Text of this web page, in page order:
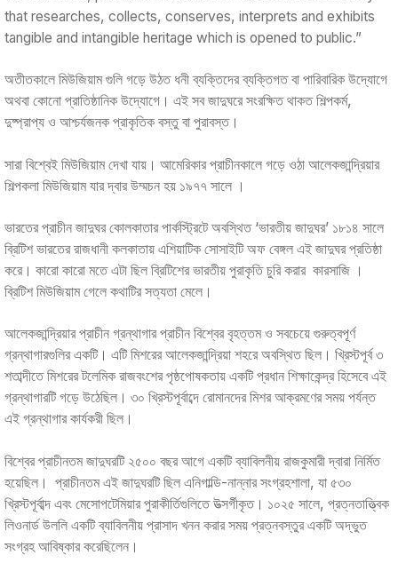
that researches, collects, conserves, interprets and exhibits
tangible and intangible heritage which is opened to public.”
অতীতকালে মিউজিয়াম গুলি গড়ে উঠত ধনী ব্যক্তিদের ব্যক্তিগত বা পারিবারিক উদ্যোগে
অথবা কোনো প্রাতিষ্ঠানিক উদ্যোগে। এই সব জাদুঘরে সংরক্ষিত থাকত শিল্পকর্ম,
দুষ্প্রাপ্য ও আশ্চর্যজনক প্রাকৃতিক বস্তু বা পুরাবস্ত।
সারা বিশ্বেই মিউজিয়াম দেখা যায়। আমেরিকার প্রাচীনকালে গড়ে ওঠা আলেকজান্দ্রিয়ার
শিল্পকলা মিউজিয়াম যার দ্বার উম্মচন হয় ১৯৭৭ সালে ।
ভারতের প্রাচীন জাদুঘর কোলকাতার পার্কস্ট্রিটে অবস্থিত ‘ভারতীয় জাদুঘর’ ১৮১৪ সালে
ব্রিটিশ ভারতের রাজধানী কলকাতায় এশিয়াটিক সোসাইটি অফ বেঙ্গল এই জাদুঘর প্রতিষ্ঠা
করে। কারো কারো মতে এটা ছিল ব্রিটিশের ভারতীয় পুরাকৃতি চুরি করার কারসাজি ।
ব্রিটিশ মিউজিয়াম গেলে কথাটির সত্যতা মেলে।
আলেকজান্দ্রিয়ার প্রাচীন গ্রন্থাগার প্রাচীন বিশ্বের বৃহত্তম ও সবচেয়ে গুরুত্বপূর্ণ
গ্রন্থাগারগুলির একটি। এটি মিশরের আলেকজান্দ্রিয়া শহরে অবস্থিত ছিল। খ্রিস্টপূর্ব ৩
শতাব্দীতে মিশরের টলেমিক রাজবংশের পৃষ্ঠপোষকতায় একটি প্রধান শিক্ষাকেন্দ্র হিসেবে এই
গ্রন্থাগারটি গড়ে উঠেছিল। ৩০ খ্রিস্টপূর্বাব্দে রোমানদের মিশর আক্রমণের সময় পর্যন্ত
এই গ্রন্থাগার কার্যকরী ছিল।
বিশ্বের প্রাচীনতম জাদুঘরটি ২৫০০ বছর আগে একটি ব্যাবিলনীয় রাজকুমারী দ্বারা নির্মিত
হয়েছিল। প্রাচীনতম এই জাদুঘরটি ছিল এনিগাল্ডি-নান্নার সংগ্রহশালা, যা ৫৩০
খ্রিস্টপূর্বাব্দ এবং মেসোপটেমিয়ার পুরাকীর্তিগুলিতে উত্সর্গীকৃত। ১০২৫ সালে, প্রত্নতাত্ত্বিক
লিওনার্ড উললি একটি ব্যাবিলনীয় প্রাসাদ খনন করার সময় প্রত্নবস্তুর একটি অদ্ভুত
সংগ্রহ আবিষ্কার করেছিলেন।